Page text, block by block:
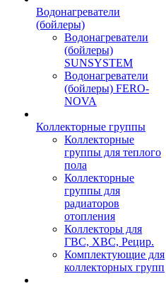
Водонагреватели
(бойлеры)
Водонагреватели
(бойлеры)
SUNSYSTEM
Водонагреватели
(бойлеры) FERO-
NOVA
Коллекторные группы
Коллекторные
группы для теплого
пола
Коллекторные
группы для
радиаторов
отопления
Коллекторы для
ГВС, ХВС, Рецир.
Комплектующие для
коллекторных групп